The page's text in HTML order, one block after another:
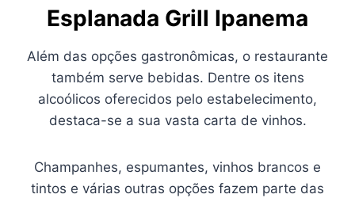
Esplanada Grill Ipanema
Além das opções gastronômicas, o restaurante
também serve bebidas. Dentre os itens
alcoólicos oferecidos pelo estabelecimento,
destaca-se a sua vasta carta de vinhos.
Champanhes, espumantes, vinhos brancos e
tintos e várias outras opções fazem parte das